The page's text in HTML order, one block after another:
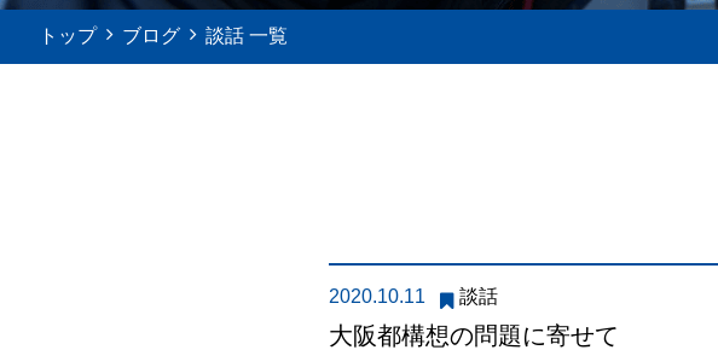
トップ ブログ 談話 一覧
2020.10.11 談話
大阪都構想の問題に寄せて